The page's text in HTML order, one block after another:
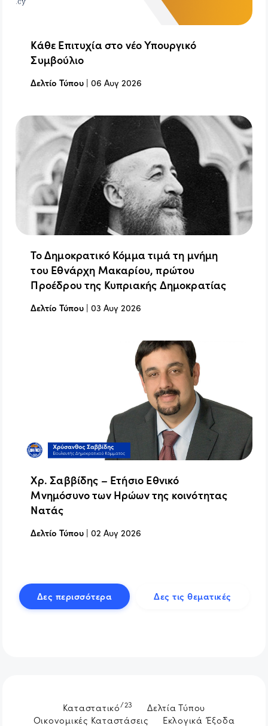
Κάθε Επιτυχία στο νέο Υπουργικό
Συμβούλιο
Δελτίο Τύπου |06 Αυγ 2026
Το Δημοκρατικό Κόμμα τιμά τη μνήμη
του Εθνάρχη Μακαρίου, πρώτου
Προέδρου της Κυπριακής Δημοκρατίας
Δελτίο Τύπου |03 Αυγ 2026
Χρ. Σαββίδης – Ετήσιο Εθνικό
Μνημόσυνο των Ηρώων της κοινότητας
Νατάς
Δελτίο Τύπου |02 Αυγ 2026
Δες περισσότερα Δες τις θεματικές
Καταστατικό/23
Δελτία Τύπου
Οικονομικές Καταστάσεις
Εκλογικά Έξοδα